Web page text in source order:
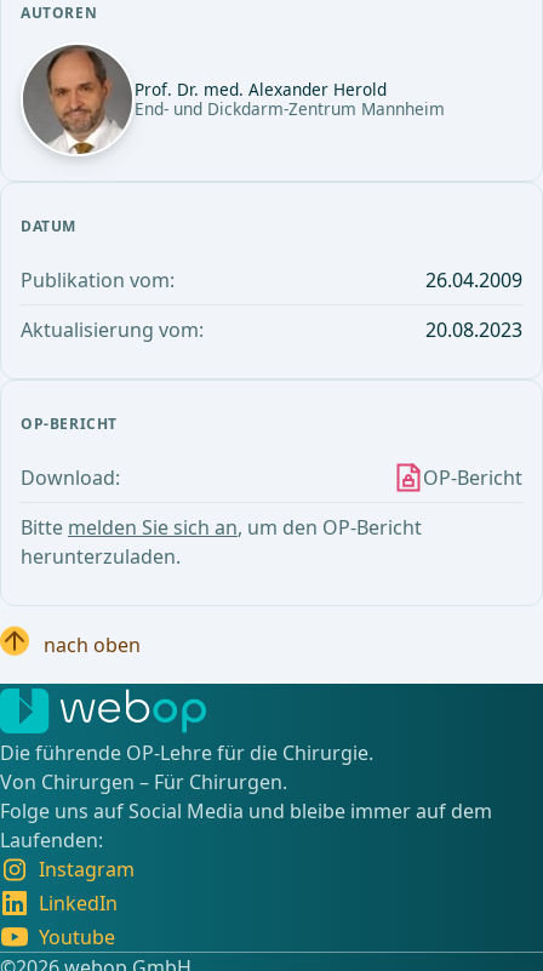
AUTOREN
Prof. Dr. med. Alexander Herold
End- und Dickdarm-Zentrum Mannheim
DATUM
Publikation vom:
26.04.2009
Aktualisierung vom:
20.08.2023
OP-BERICHT
Download:
OP-Bericht
Bitte melden Sie sich an, um den OP-Bericht
herunterzuladen.
nach oben
Die führende OP-Lehre für die Chirurgie.
Von Chirurgen – Für Chirurgen.
Folge uns auf Social Media und bleibe immer auf dem
Laufenden:
Instagram
LinkedIn
Youtube